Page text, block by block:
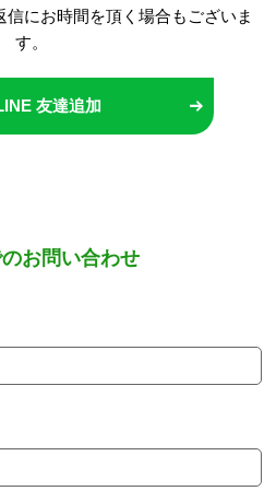
にお時間を頂く場合もございま
す。
友達追加
お問い合わせ